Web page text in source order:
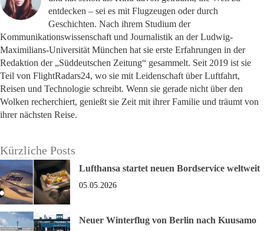
entdecken – sei es mit Flugzeugen oder durch
Geschichten. Nach ihrem Studium der
Kommunikationswissenschaft und Journalistik an der Ludwig-
Maximilians-Universität München hat sie erste Erfahrungen in der
Redaktion der „Süddeutschen Zeitung“ gesammelt. Seit 2019 ist sie
Teil von FlightRadars24, wo sie mit Leidenschaft über Luftfahrt,
Reisen und Technologie schreibt. Wenn sie gerade nicht über den
Wolken recherchiert, genießt sie Zeit mit ihrer Familie und träumt von
ihrer nächsten Reise.
Kürzliche Posts
Lufthansa startet neuen Bordservice weltweit
05.05.2026
Neuer Winterflug von Berlin nach Kuusamo